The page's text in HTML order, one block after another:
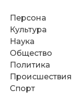
Персона
Культура
Наука
Общество
Политика
Происшествия
Спорт